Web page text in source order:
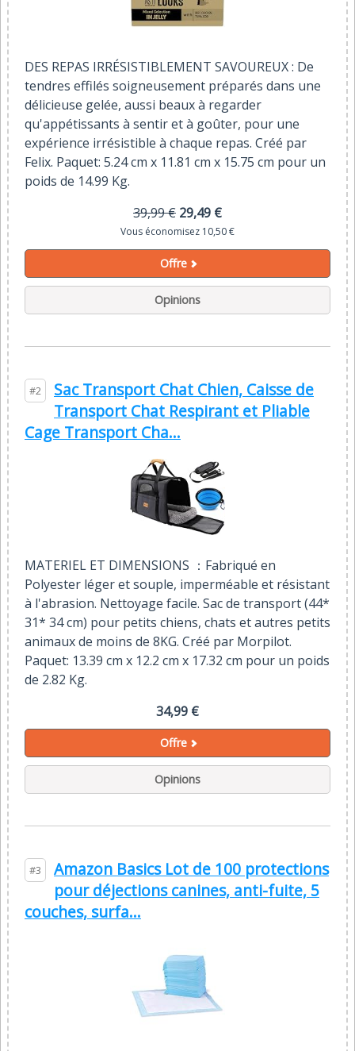
DES REPAS IRRÉSISTIBLEMENT SAVOUREUX : De
tendres effilés soigneusement préparés dans une
délicieuse gelée, aussi beaux à regarder
qu'appétissants à sentir et à goûter, pour une
expérience irrésistible à chaque repas. Créé par
Felix. Paquet: 5.24 cm x 11.81 cm x 15.75 cm pour un
poids de 14.99 Kg.
39,99 € 29,49 €
Vous économisez 10,50 €
Offre
Opinions
#2
Sac Transport Chat Chien, Caisse de
Transport Chat Respirant et Pliable
Cage Transport Cha...
MATERIEL ET DIMENSIONS ：Fabriqué en
Polyester léger et souple, imperméable et résistant
à l'abrasion. Nettoyage facile. Sac de transport (44*
31* 34 cm) pour petits chiens, chats et autres petits
animaux de moins de 8KG. Créé par Morpilot.
Paquet: 13.39 cm x 12.2 cm x 17.32 cm pour un poids
de 2.82 Kg.
34,99 €
Offre
Opinions
#3
Amazon Basics Lot de 100 protections
pour déjections canines, anti-fuite, 5
couches, surfa...